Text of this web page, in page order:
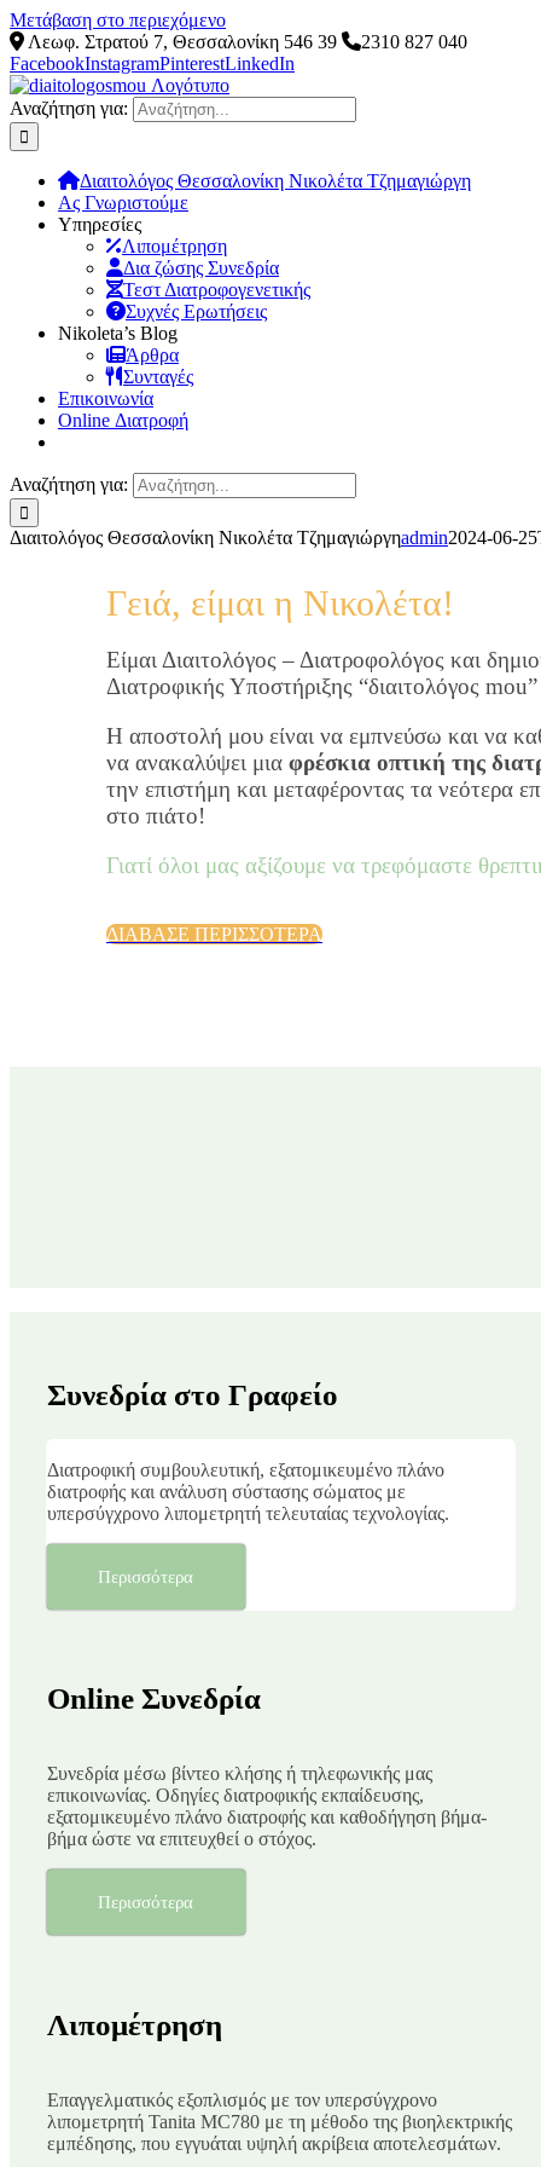
Μετάβαση στο περιεχόμενο
Λεωφ. Στρατού 7, Θεσσαλονίκη 546 39
2310 827 040
FacebookInstagramPinterestLinkedIn
Αναζήτηση για:
Διαιτολόγος Θεσσαλονίκη Νικολέτα Τζημαγιώργη
Ας Γνωριστούμε
Υπηρεσίες
Λιπομέτρηση
Δια ζώσης Συνεδρία
Τεστ Διατροφογενετικής
Συχνές Ερωτήσεις
Νikoleta’s Blog
Άρθρα
Συνταγές
Επικοινωνία
Online Διατροφή
Αναζήτηση για:
Διαιτολόγος Θεσσαλονίκη Νικολέτα Τζημαγιώργηadmin2024-06-
Γειά, είμαι η Νικολέτα!
Είμαι Διαιτολόγος – Διατροφολόγος και
Διατροφικής Υποστήριξης “διαιτολόγος
Η αποστολή μου είναι να εμπνεύσω και να
να ανακαλύψει μια φρέσκια οπτική της
την επιστήμη και μεταφέροντας τα νεότερα
στο πιάτο!
Γιατί όλοι μας αξίζουμε να τρεφόμαστε
ΔΙΑΒΑΣΕ ΠΕΡΙΣΣΟΤΕΡΑ
Συνεδρία στο Γραφείο
Διατροφική συμβουλευτική, εξατομικευμένο πλάνο
διατροφής και ανάλυση σύστασης σώματος με
υπερσύγχρονο λιπομετρητή τελευταίας τεχνολογίας.
Περισσότερα
Online Συνεδρία
Συνεδρία μέσω βίντεο κλήσης ή τηλεφωνικής μας
επικοινωνίας. Οδηγίες διατροφικής εκπαίδευσης,
εξατομικευμένο πλάνο διατροφής και καθοδήγηση βήμα-
βήμα ώστε να επιτευχθεί ο στόχος.
Περισσότερα
Λιπομέτρηση
Επαγγελματικός εξοπλισμός με τον υπερσύγχρονο
λιπομετρητή Tanita MC780 με τη μέθοδο της βιοηλεκτρικής
εμπέδησης, που εγγυάται υψηλή ακρίβεια αποτελεσμάτων.